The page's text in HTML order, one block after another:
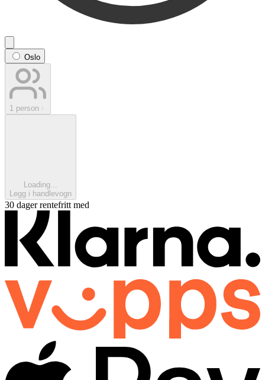
Oslo
1 person
Loading...
Legg i handlevogn
30 dager rentefritt med